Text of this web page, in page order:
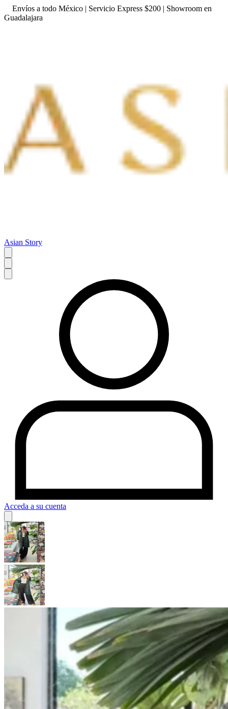
Envíos a todo México | Servicio Express $200 | Showroom en
Guadalajara
Asian Story
Acceda a su cuenta